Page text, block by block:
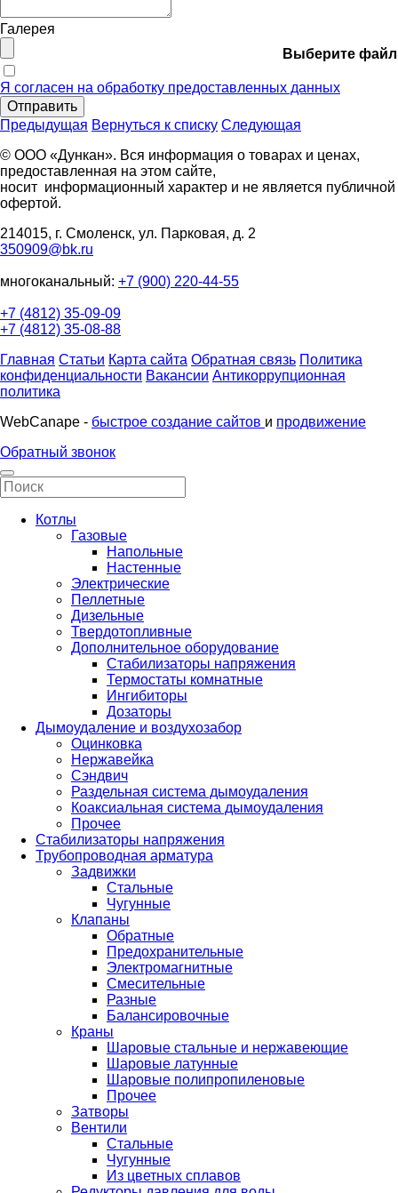
Галерея
Выберите файл
Я согласен на обработку предоставленных данных
Отправить
Предыдущая Вернуться к списку Следующая
© ООО «Дункан». Вся информация о товарах и ценах,
предоставленная на этом сайте,
носит информационный характер и не является публичной
офертой.
214015, г. Смоленск, ул. Парковая, д. 2
350909@bk.ru
многоканальный: +7 (900) 220-44-55
+7 (4812) 35-09-09
+7 (4812) 35-08-88
Главная Статьи Карта сайта Обратная связь Политика
конфиденциальности Вакансии Антикоррупционная
политика
WebCanape - быстрое создание сайтов и продвижение
Обратный звонок
Котлы
Газовые
Напольные
Настенные
Электрические
Пеллетные
Дизельные
Твердотопливные
Дополнительное оборудование
Стабилизаторы напряжения
Термостаты комнатные
Ингибиторы
Дозаторы
Дымоудаление и воздухозабор
Оцинковка
Нержавейка
Сэндвич
Раздельная система дымоудаления
Коаксиальная система дымоудаления
Прочее
Стабилизаторы напряжения
Трубопроводная арматура
Задвижки
Стальные
Чугунные
Клапаны
Обратные
Предохранительные
Электромагнитные
Смесительные
Разные
Балансировочные
Краны
Шаровые стальные и нержавеющие
Шаровые латунные
Шаровые полипропиленовые
Прочее
Затворы
Вентили
Стальные
Чугунные
Из цветных сплавов